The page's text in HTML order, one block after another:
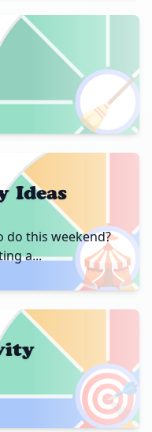
🧹
🎪
Ideas
this weekend?
a...
🎯